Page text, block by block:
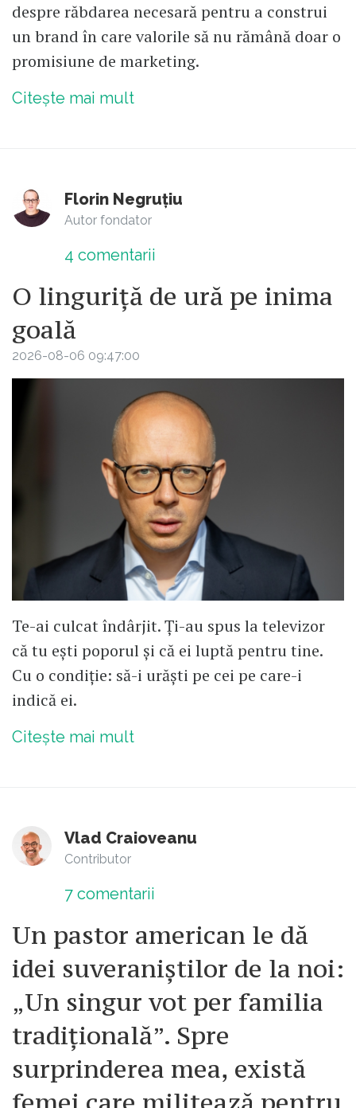
despre răbdarea necesară pentru a construi
un brand în care valorile să nu rămână doar o
promisiune de marketing.
Citește mai mult
Florin Negruțiu
Autor fondator
4 comentarii
O linguriță de ură pe inima
goală
2026-08-06 09:47:00
Te-ai culcat îndârjit. Ți-au spus la televizor
că tu ești poporul și că ei luptă pentru tine.
Cu o condiție: să-i urăști pe cei pe care-i
indică ei.
Citește mai mult
Vlad Craioveanu
Contributor
7 comentarii
Un pastor american le dă
idei suveraniștilor de la noi:
„Un singur vot per familia
tradițională”. Spre
surprinderea mea, există